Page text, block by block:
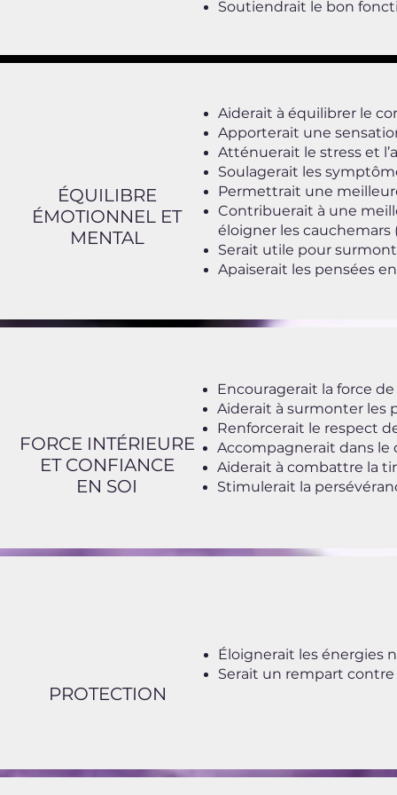
Soutiendrait le bon
ÉQUILIBRE
ÉMOTIONNEL ET
MENTAL
Aiderait à équilibrer le
​Apporterait une
​Atténuerait le stress et
​Soulagerait les
​Permettrait une
Contribuerait à une
éloigner les cauchemars
Serait utile pour
Apaiserait les pensées
FORCE INTÉRIEURE
ET CONFIANCE
EN SOI
Encouragerait la force
​Aiderait à surmonter les
​Renforcerait le respect
Accompagnerait dans le
​Aiderait à combattre la
​Stimulerait la
PROTECTION
Éloignerait les énergies
Serait un rempart